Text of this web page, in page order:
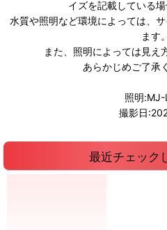
イズを記載している場
水質や照明など環境によっては、
ます。
また、照明によっては見え
あらかじめご了承
照明:MJ-
撮影日
最近チェック